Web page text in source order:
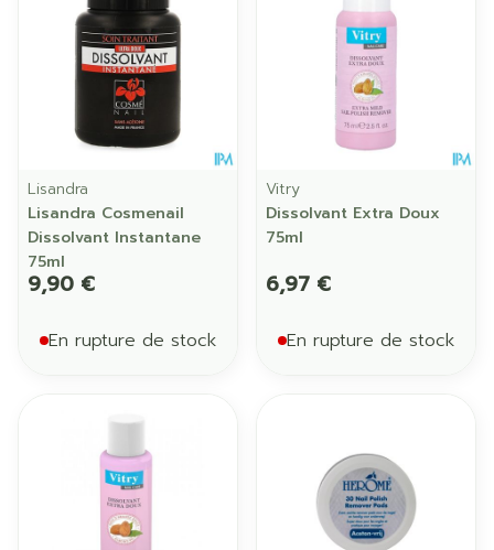
Lisandra
Lisandra Cosmenail
Dissolvant Instantane
75ml
9,90 €
En rupture de stock
Vitry
Dissolvant Extra Doux
75ml
6,97 €
En rupture de stock